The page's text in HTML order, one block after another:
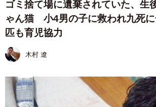
ゴミ捨て場に遺棄されていた、生
ゃん猫 小4男の子に救われ九死
匹も育児協力
木村 遼